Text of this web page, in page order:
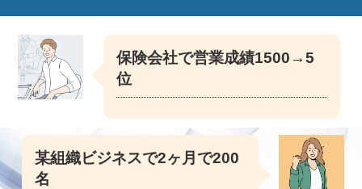
保険会社で営業成績1500→5
位
某組織ビジネスで2ヶ月で200
名